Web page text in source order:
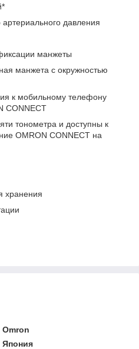
давления
манжеты
манжета с окружностью
к мобильному телефону
CONNECT
тонометра и доступны к
OMRON CONNECT на
хранения
Omron
Япония